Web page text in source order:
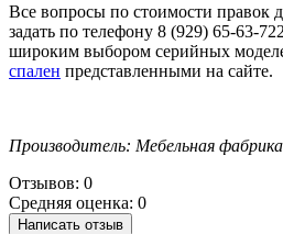
Все вопросы по стоимости правок
задать по телефону 8 (929) 65-63-
широким выбором серийных
спален представленными на сайте.
Производитель: Мебельная
Отзывов: 0
Средняя оценка: 0
Написать отзыв